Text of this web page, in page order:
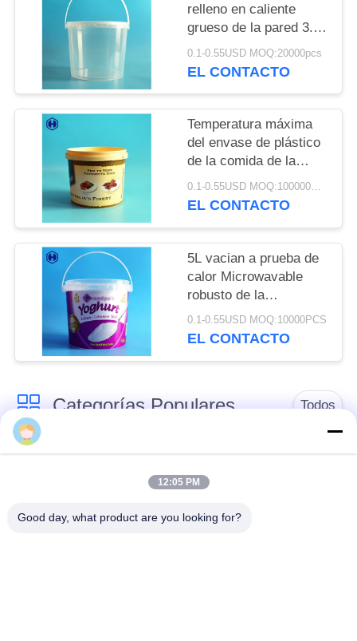
SOLICITAR
UNA CITA
MAPA
DEL
SITIO
POLÍTICA
PRIVACIDAD
relleno en caliente
grueso de la pared 3.8L
del claro del cubo de
IML disponible
0.1-0.55USD MOQ:20000pcs
EL CONTACTO
Temperatura máxima
del envase de plástico
de la comida de la
especia del cubo del
Bbq IML debajo de
0.1-0.55USD MOQ:100000PCS
EL CONTACTO
5L vacian a prueba de
calor Microwavable
robusto de la
capacidad grande del
cubo de IML
0.1-0.55USD MOQ:10000PCS
EL CONTACTO
Categorías Populares Todos
Tarro del envase de
Tarro plástico de la
especia
Tarro plástico del
El ANIMAL
12:05 PM
Good day, what product are you looking for?